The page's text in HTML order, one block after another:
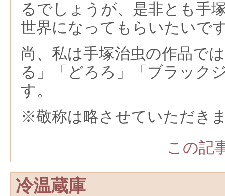
るでしょうが、是非とも手
世界になってもらいたいで
尚、私は手塚治虫の作品で
る」「どろろ」「ブラック
す。
※敬称は略させていただき
この記
冷温蔵庫